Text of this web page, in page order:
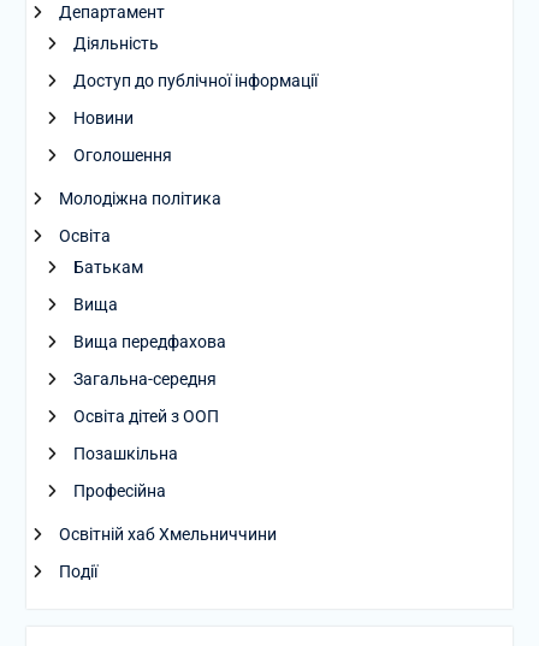
Департамент
Діяльність
Доступ до публічної інформації
Новини
Оголошення
Молодіжна політика
Освіта
Батькам
Вища
Вища передфахова
Загальна-середня
Освіта дітей з ООП
Позашкільна
Професійна
Освітній хаб Хмельниччини
Події